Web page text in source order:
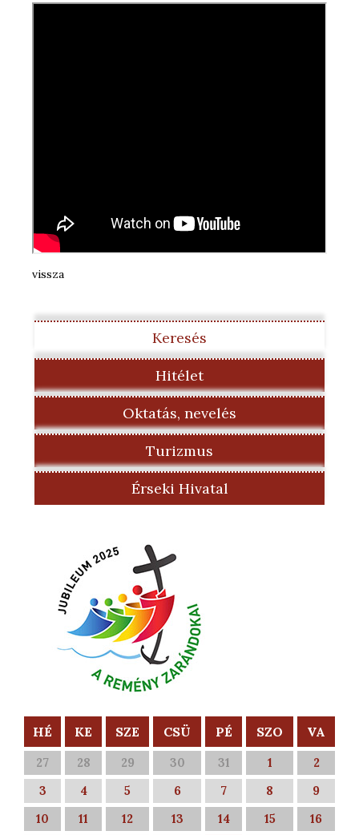
vissza
Keresés
Hitélet
Oktatás, nevelés
Turizmus
Érseki Hivatal
HÉ KE SZE CSÜ PÉ SZO VA
27 28 29 30 31 1
2
3
4 5 6 7 8
9
10
11 12 13 14 15
16